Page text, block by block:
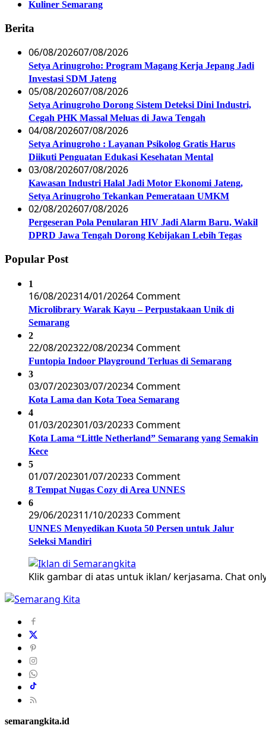
Kuliner Semarang
Berita
06/08/202607/08/2026
Setya Arinugroho: Program Magang Kerja Jepang Jadi
Investasi SDM Jateng
05/08/202607/08/2026
Setya Arinugroho Dorong Sistem Deteksi Dini Industri,
Cegah PHK Massal Meluas di Jawa Tengah
04/08/202607/08/2026
Setya Arinugroho : Layanan Psikolog Gratis Harus
Diikuti Penguatan Edukasi Kesehatan Mental
03/08/202607/08/2026
Kawasan Industri Halal Jadi Motor Ekonomi Jateng,
Setya Arinugroho Tekankan Pemerataan UMKM
02/08/202607/08/2026
Pergeseran Pola Penularan HIV Jadi Alarm Baru, Wakil
DPRD Jawa Tengah Dorong Kebijakan Lebih Tegas
Popular Post
1
16/08/202314/01/20264 Comment
Microlibrary Warak Kayu – Perpustakaan Unik di
Semarang
2
22/08/202322/08/20234 Comment
Funtopia Indoor Playground Terluas di Semarang
3
03/07/202303/07/20234 Comment
Kota Lama dan Kota Toea Semarang
4
01/03/202301/03/20233 Comment
Kota Lama “Little Netherland” Semarang yang Semakin
Kece
5
01/07/202301/07/20233 Comment
8 Tempat Nugas Cozy di Area UNNES
6
29/06/202311/10/20233 Comment
UNNES Menyedikan Kuota 50 Persen untuk Jalur
Seleksi Mandiri
Klik gambar di atas untuk iklan/ kerjasama. Chat
semarangkita.id